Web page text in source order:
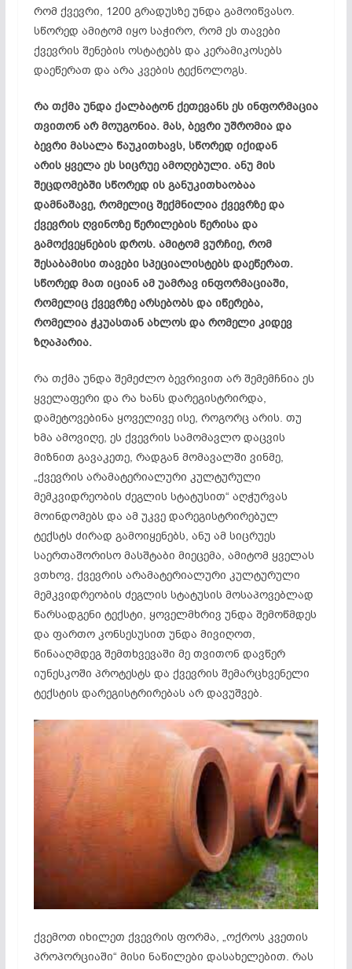
რომ ქვევრი, 1200 გრადუსზე უნდა გამოიწვასო.
სწორედ ამიტომ იყო საჭირო, რომ ეს თავები
ქვევრის შენების ოსტატებს და კერამიკოსებს
დაეწერათ და არა კვების ტექნოლოგს.
რა თქმა უნდა ქალბატონ ქეთევანს ეს ინფორმაცია
თვითონ არ მოუგონია. მას, ბევრი უშრომია და
ბევრი მასალა წაუკითხავს, სწორედ იქიდან
არის ყველა ეს სიცრუე ამოღებული. ანუ მის
შეცდომებში სწორედ ის განუკითხაობაა
დამნაშავე, რომელიც შექმნილია ქვევრზე და
ქვევრის ღვინოზე წერილების წერისა და
გამოქვეყნების დროს. ამიტომ ვურჩიე, რომ
შესაბამისი თავები სპეციალისტებს დაეწერათ.
სწორედ მათ იციან ამ უამრავ ინფორმაციაში,
რომელიც ქვევრზე არსებობს და იწერება,
რომელია ჭკუასთან ახლოს და რომელი კიდევ
ზღაპარია.
რა თქმა უნდა შემეძლო ბევრივით არ შემემჩნია ეს
ყველაფერი და რა ხანს დარეგისტრირდა,
დამეტოვებინა ყოველივე ისე, როგორც არის. თუ
ხმა ამოვიღე, ეს ქვევრის სამომავლო დაცვის
მიზნით გავაკეთე, რადგან მომავალში ვინმე,
„ქვევრის არამატერიალური კულტურული
მემკვიდრეობის ძეგლის სტატუსით“ აღჭურვას
მოინდომებს და ამ უკვე დარეგისტრირებულ
ტექსტს ძირად გამოიყენებს, ანუ ამ სიცრუეს
საერთაშორისო მასშტაბი მიეცემა, ამიტომ ყველას
ვთხოვ, ქვევრის არამატერიალური კულტურული
მემკვიდრეობის ძეგლის სტატუსის მოსაპოვებლად
წარსადგენი ტექსტი, ყოველმხრივ უნდა შემოწმდეს
და ფართო კონსესუსით უნდა მივიღოთ,
წინააღმდეგ შემთხვევაში მე თვითონ დავწერ
იუნესკოში პროტესტს და ქვევრის შემარცხვენელი
ტექსტის დარეგისტრირებას არ დავუშვებ.
ქვემოთ იხილეთ ქვევრის ფორმა, „ოქროს კვეთის
პროპორციაში“ მისი ნაწილები დასახელებით. რას